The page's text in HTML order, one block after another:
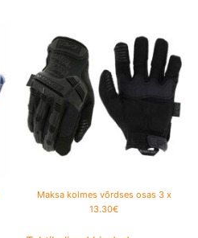
Maksa kolmes võrdses osas 3 x
13.30€
product
has
multiple
variants.
The
options
chosen